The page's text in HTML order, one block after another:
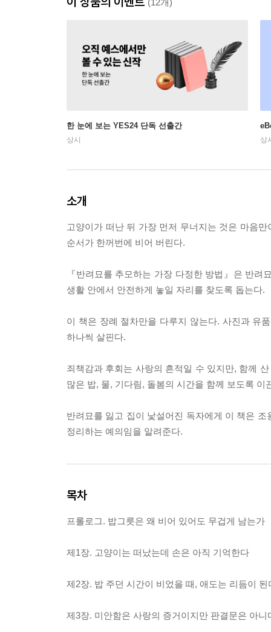
한 눈에 보는 YES24 단독 선출간
상시 상
소개
고양이가 떠난 뒤 가장 먼저 무너지는 것은 마음
순서가 한꺼번에 비어 버린다.
『반려묘를 추모하는 가장 다정한 방법』은 반
생활 안에서 안전하게 놓일 자리를 찾도록 돕는다.
이 책은 장례 절차만을 다루지 않는다. 사진과 유
하나씩 살핀다.
죄책감과 후회는 사랑의 흔적일 수 있지만, 함께
많은 밥, 물, 기다림, 돌봄의 시간을 함께 보도록 이
반려묘를 잃고 집이 낯설어진 독자에게 이 책은
정리하는 예의임을 알려준다.
목차
프롤로그. 밥그릇은 왜 비어 있어도 무겁게 남는가
제1장. 고양이는 떠났는데 손은 아직 기억한다
제2장. 밥 주던 시간이 비었을 때, 애도는 리듬이 된
제3장. 미안함은 사랑의 증거이지만 판결문은 아니